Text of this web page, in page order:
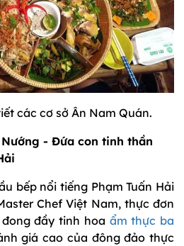
các cơ sở Ân Nam Quán.
- Đứa con tinh thần
bếp nổi tiếng Phạm Tuấn Hải
Chef Việt Nam, thực đơn
đầy tinh hoa ẩm thực ba
giá cao của đông đảo thực